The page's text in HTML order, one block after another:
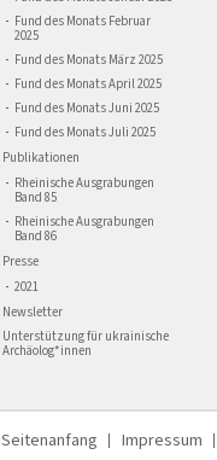
Fund des Monats Februar
2025
Fund des Monats März 2025
Fund des Monats April 2025
Fund des Monats Juni 2025
Fund des Monats Juli 2025
Publikationen
Rheinische Ausgrabungen
Band 85
Rheinische Ausgrabungen
Band 86
Presse
2021
Newsletter
Unterstützung für ukrainische
Archäolog*innen
Seitenanfang Impressum